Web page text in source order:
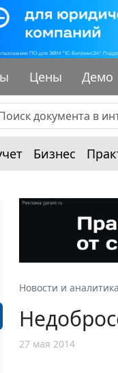
Цены Демо
Бизнес
Новости и аналитика
27 мая 2014